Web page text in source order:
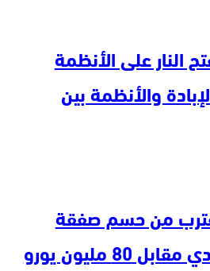
النار على الأنظمة
والأنظمة بين
من حسم صفقة
مليون يورو